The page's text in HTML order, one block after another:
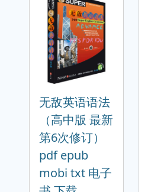
无敌英语语法
（高中版 最新
第6次修订）
pdf epub
mobi txt 电子